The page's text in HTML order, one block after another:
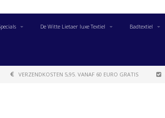
De Witte Lietaer luxe Textiel Badtextiel
VERZENDKOSTEN 5,95. VANAF 60 EURO GRATIS